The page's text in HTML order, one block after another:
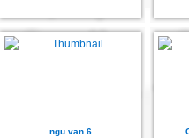
ngu van 6